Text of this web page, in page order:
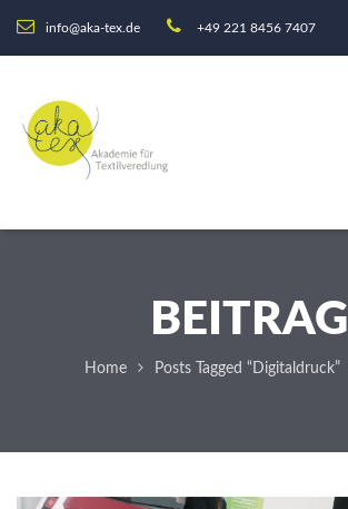
info@aka-tex.de +49 221 8456 7407
BEITRAG
Home Posts Tagged “Digitaldruck”